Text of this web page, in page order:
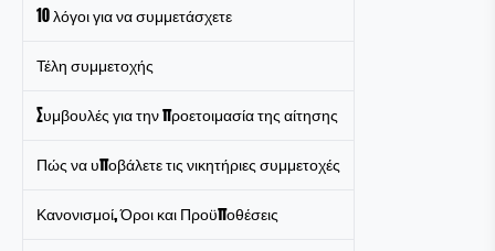
10 λόγοι για να συμμετάσχετε
Τέλη συμμετοχής
Συμβουλές για την προετοιμασία της αίτησης
Πώς να υποβάλετε τις νικητήριες συμμετοχές
Κανονισμοί, Όροι και Προϋποθέσεις